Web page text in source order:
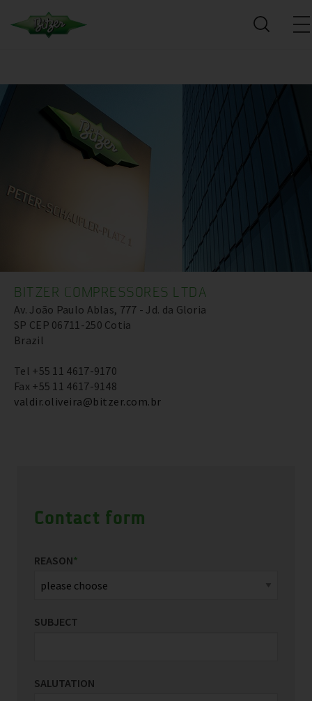
BITZER COMPRESSORES LTDA
Av. João Paulo Ablas, 777 - Jd. da Gloria
SP CEP 06711-250 Cotia
Brazil
Tel +55 11 4617-9170
Fax +55 11 4617-9148
valdir.oliveira@bitzer.com.br
Contact form
REASON*
SUBJECT
SALUTATION